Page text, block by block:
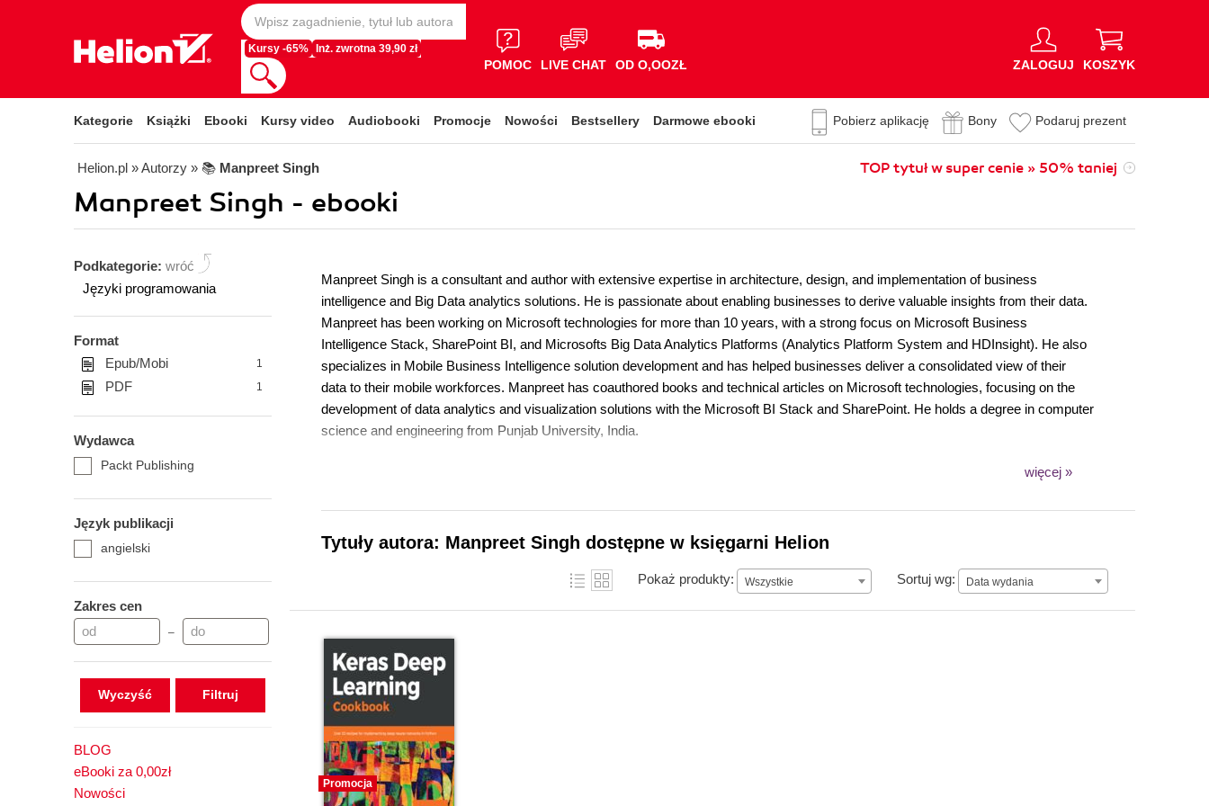
Kursy -65% Inż. zwrotna 39,90 zł
POMOC LIVE CHAT OD O,OOZŁ ZALOGUJ KOSZYK
Kategorie Książki Ebooki Kursy video Audiobooki Promocje Nowości Bestsellery Darmowe ebooki Pobierz aplikację Bony Podaruj prezent
Helion.pl » Autorzy » 📚 Manpreet Singh TOP tytuł w super cenie » 50% taniej
Manpreet Singh - ebooki
Podkategorie: wróć
Języki programowania
Format
Epub/Mobi
1
PDF 1
Wydawca
Packt Publishing
Język publikacji
angielski
Zakres cen
–
Wyczyść
BLOG
eBooki za 0,00zł
Nowości
Manpreet Singh is a consultant and author with extensive expertise in architecture, design, and implementation of business
intelligence and Big Data analytics solutions. He is passionate about enabling businesses to derive valuable insights from their data.
Manpreet has been working on Microsoft technologies for more than 10 years, with a strong focus on Microsoft Business
Intelligence Stack, SharePoint BI, and Microsofts Big Data Analytics Platforms (Analytics Platform System and HDInsight). He also
specializes in Mobile Business Intelligence solution development and has helped businesses deliver a consolidated view of their
data to their mobile workforces. Manpreet has coauthored books and technical articles on Microsoft technologies, focusing on the
development of data analytics and visualization solutions with the Microsoft BI Stack and SharePoint. He holds a degree in computer
science and engineering from Punjab University, India.
więcej »
Tytuły autora: Manpreet Singh dostępne w księgarni Helion
Pokaż produkty: Wszystkie Sortuj wg: Data wydania
Data wydania
Promocja